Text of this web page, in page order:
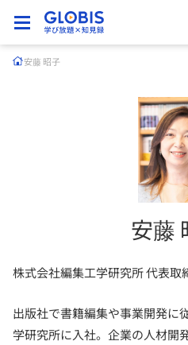
安藤 昭子
安藤
株式会社編集工学研究所 代表取
出版社で書籍編集や事業開発に
学研究所に入社。企業の人材開